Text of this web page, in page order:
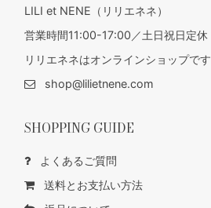
LILI et NENE（リリエネネ）
営業時間11:00-17:00／土日祝日定休
リリエネネはオンラインショップです
shop@lilietnene.com
SHOPPING GUIDE
よくあるご質問
送料とお支払い方法